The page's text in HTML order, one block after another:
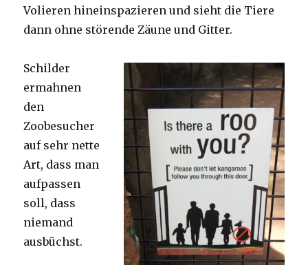
Volieren hineinspazieren und sieht die Tiere
dann ohne störende Zäune und Gitter.
Schilder
ermahnen
den
Zoobesucher
auf sehr nette
Art, dass man
aufpassen
soll, dass
niemand
ausbüchst.